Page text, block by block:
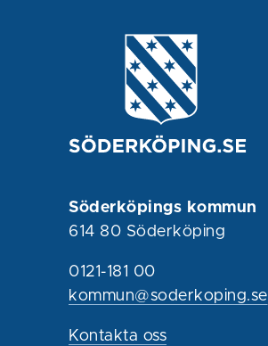
Söderköpings kommun
614 80 Söderköping
0121-181 00
kommun@soderkoping.se
Kontakta oss